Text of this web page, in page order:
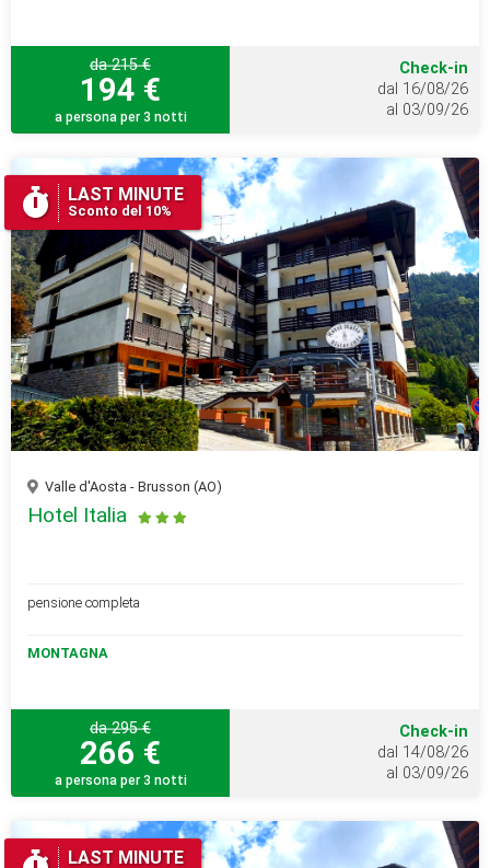
da 215 €
194 €
a persona per 3 notti
Check-in
dal 16/08/26
al 03/09/26
LAST MINUTE
Sconto del 10%
Valle d'Aosta - Brusson (AO)
Hotel Italia
pensione completa
MONTAGNA
da 295 €
266 €
a persona per 3 notti
Check-in
dal 14/08/26
al 03/09/26
LAST MINUTE